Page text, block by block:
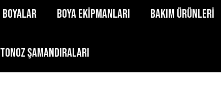
BOYALAR BOYA EKİPMANLARI BAKIM ÜRÜNLERİ
TONOZ ŞAMANDIRALARI